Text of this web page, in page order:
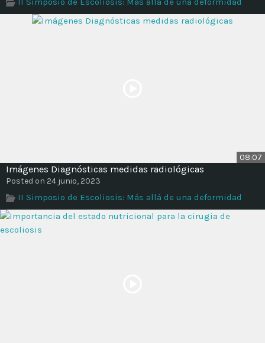
08:07
Imágenes Diagnósticas medidas radiológicas
Posted on 24 junio, 2023
II Simposio de Escoliosis: Más allá de una deformidad